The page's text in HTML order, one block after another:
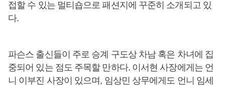
접할 수 있는 멀티숍으로 패션지에 꾸준히 소개되고 있
다.
파슨스 출신들이 주로 승계 구도상 차남 혹은 차녀에 집
중되어 있는 점도 주목할 만하다. 이서현 사장에게는 언
니 이부진 사장이 있으며, 임상민 상무에게도 언니 임세